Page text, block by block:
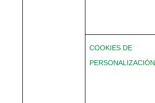
COOKIES DE
PERSONALIZACIÓN